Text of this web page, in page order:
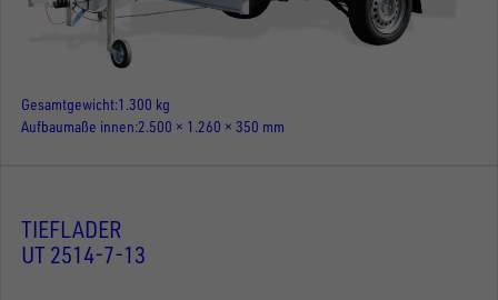
Gesamtgewicht 1.300 kg
Aufbaumaße innen 2.500 × 1.260 × 350 mm
TIEFLADER
UT 2514-7-13